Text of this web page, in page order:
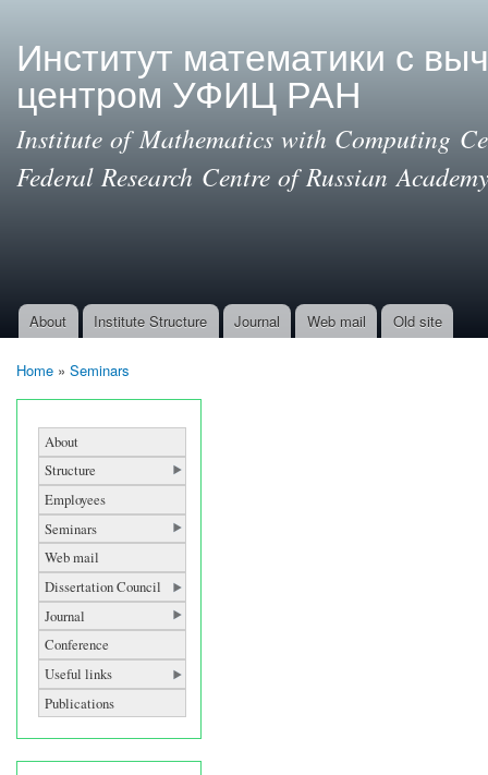
Институт математики с
центром УФИЦ РАН
Institute of Mathematics with Computing
Federal Research Centre of Russian
Main menu
About Institute Structure Journal Web mail Old site
Home » Seminars
About
Structure
Employees
Seminars
Web mail
Dissertation Council
Journal
Conference
Useful links
Publications